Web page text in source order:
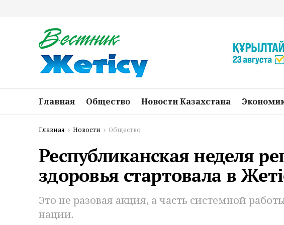
Главная Общество Новости Казахстана
Главная Новости Общество
Республиканская неделя
здоровья стартовала в
Это не разовая акция, а часть системной
нации.